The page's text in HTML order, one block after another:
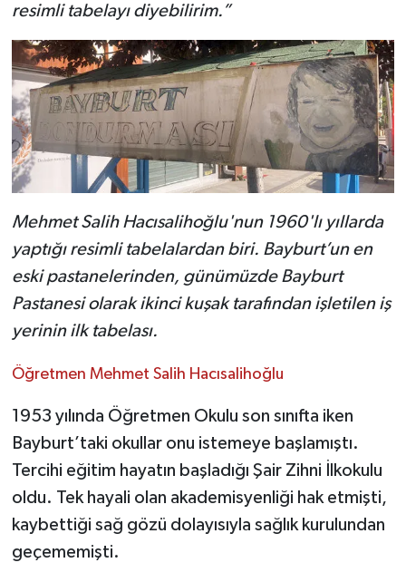
resimli tabelayı diyebilirim.”
Mehmet Salih Hacısalihoğlu'nun 1960'lı yıllarda
yaptığı resimli tabelalardan biri. Bayburt’un en
eski pastanelerinden, günümüzde Bayburt
Pastanesi olarak ikinci kuşak tarafından işletilen iş
yerinin ilk tabelası.
Öğretmen Mehmet Salih Hacısalihoğlu
1953 yılında Öğretmen Okulu son sınıfta iken
Bayburt’taki okullar onu istemeye başlamıştı.
Tercihi eğitim hayatın başladığı Şair Zihni İlkokulu
oldu. Tek hayali olan akademisyenliği hak etmişti,
kaybettiği sağ gözü dolayısıyla sağlık kurulundan
geçememişti.